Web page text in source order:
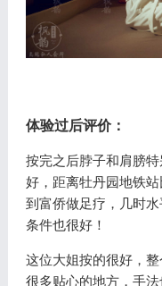
体验过后评价：
按完之后脖子和肩膀
好，距离牡丹园地铁
到富侨做足疗，几时
条件也很好！
这位大姐按的很好，
很多贴心的地方，手